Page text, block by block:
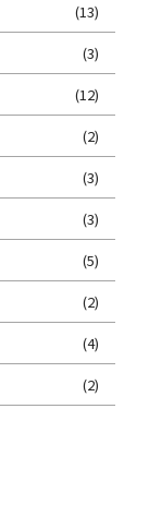
(13)
(3)
(12)
(2)
(3)
(3)
(5)
(2)
(4)
(2)